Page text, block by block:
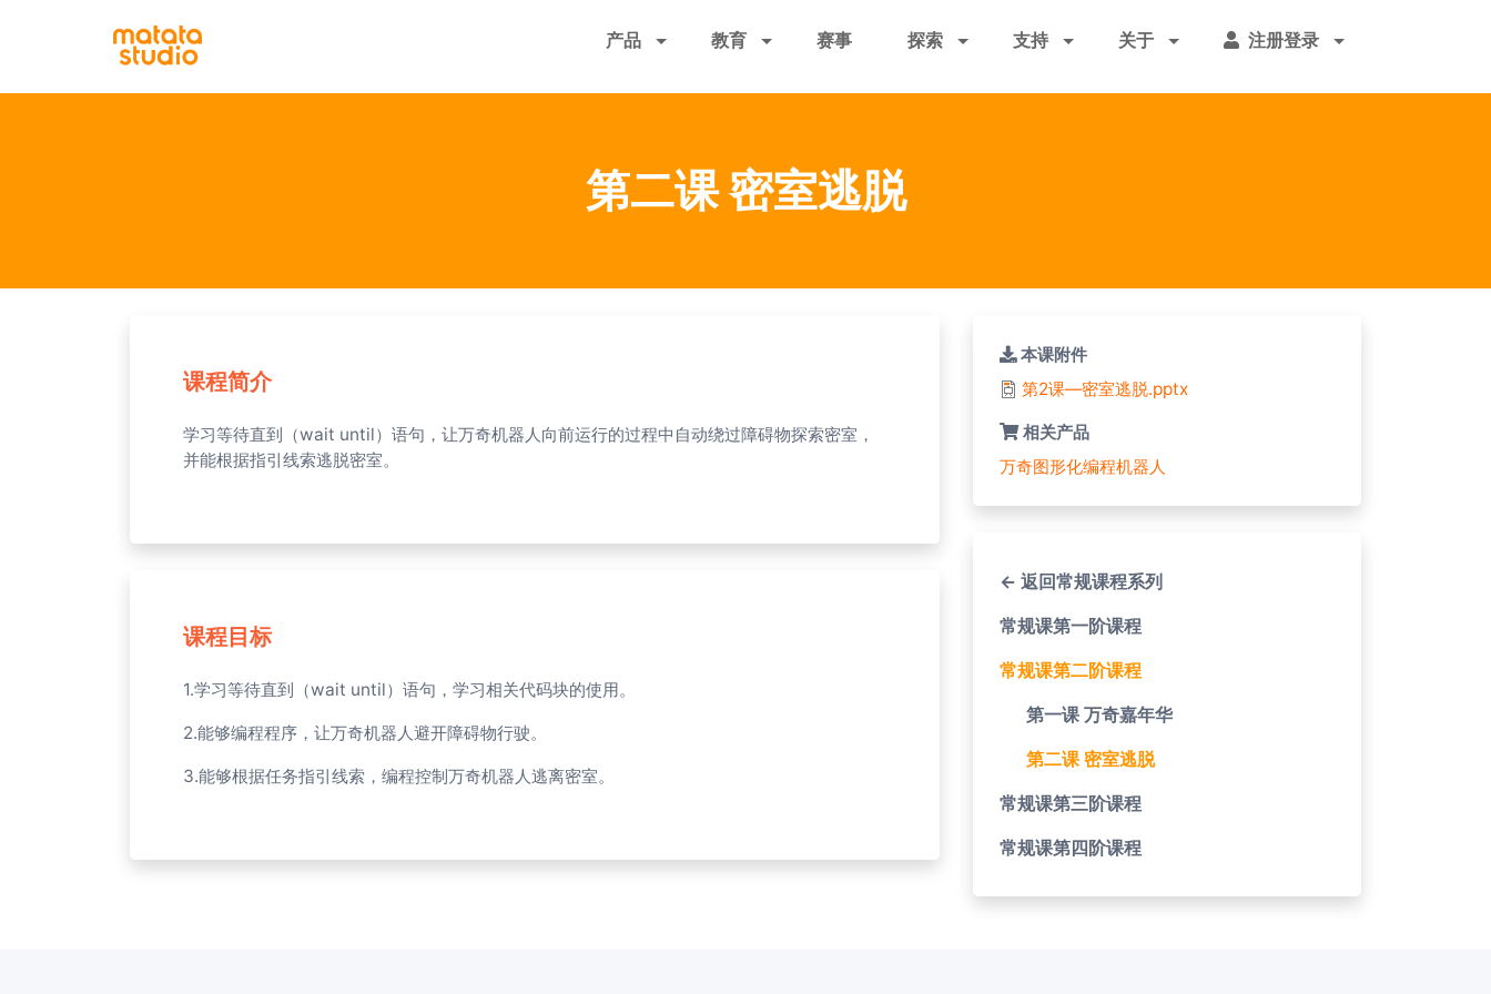
转
主
容
产品 教育 赛事 探索 支持 关于 注册登录
第二课 密室逃脱
课程简介
学习等待直到（wait until）语句，让万奇机器人向前运行的过程中自动绕过障碍物探索密室，
并能根据指引线索逃脱密室。
课程目标
1.学习等待直到（wait until）语句，学习相关代码块的使用。
2.能够编程程序，让万奇机器人避开障碍物行驶。
3.能够根据任务指引线索，编程控制万奇机器人逃离密室。
本课附件
第2课—密室逃脱.pptx
相关产品
万奇图形化编程机器人
← 返回常规课程系列
常规课第一阶课程
常规课第二阶课程
第一课 万奇嘉年华
第二课 密室逃脱
常规课第三阶课程
常规课第四阶课程